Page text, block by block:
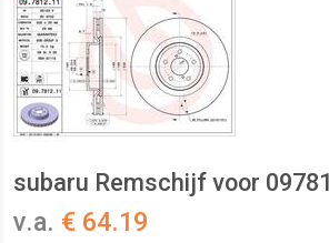
subaru Remschijf voor
v.a. € 64.19